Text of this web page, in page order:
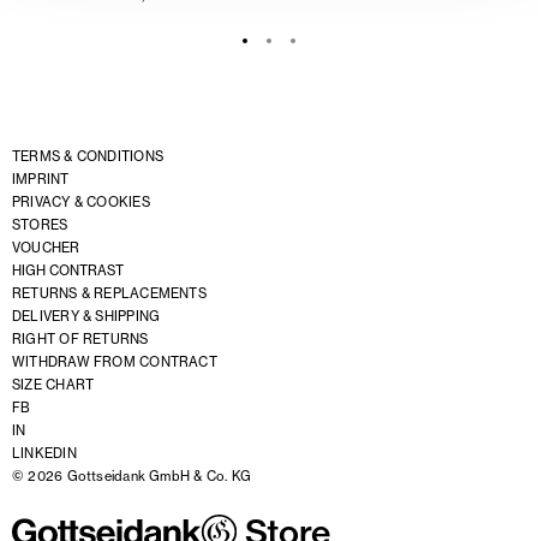
TERMS & CONDITIONS
IMPRINT
PRIVACY & COOKIES
STORES
VOUCHER
HIGH CONTRAST
RETURNS & REPLACEMENTS
DELIVERY & SHIPPING
RIGHT OF RETURNS
WITHDRAW FROM CONTRACT
SIZE CHART
FB
IN
LINKEDIN
© 2026 Gottseidank GmbH & Co. KG
Store